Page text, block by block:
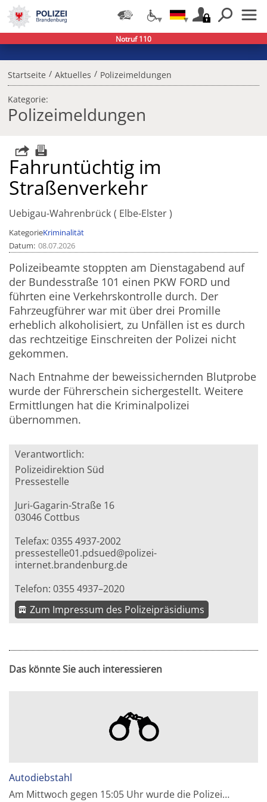
Startseite / Aktuelles / Polizeimeldungen
Kategorie:
Polizeimeldungen
Fahruntüchtig im
Straßenverkehr
Uebigau-Wahrenbrück Elbe-Elster
KategorieKriminalität
Datum 08.07.2026
Polizeibeamte stoppten am Dienstagabend auf
der Bundesstraße 101 einen PKW FORD und
führten eine Verkehrskontrolle durch. Der
Fahrzeugführer war mit über drei Promille
erheblich alkoholisiert, zu Unfällen ist es durch
das rechtzeitige Einschreiten der Polizei nicht
gekommen.
Nach Entnahme der beweissichernden Blutprobe
wurde der Führerschein sichergestellt. Weitere
Ermittlungen hat die Kriminalpolizei
übernommen.
Verantwortlich:
Polizeidirektion Süd
Pressestelle
Juri-Gagarin-Straße 16
03046 Cottbus
Telefax: 0355 4937-2002
pressestelle01.pdsued@polizei-
internet.brandenburg.de
Telefon: 0355 4937–2020
Zum Impressum des Polizeipräsidiums
Das könnte Sie auch interessieren
Autodiebstahl
Am Mittwoch gegen 15:05 Uhr wurde die Polizei…
Notruf 110